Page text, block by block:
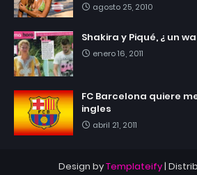
agosto 25, 2010
Shakira y Piqué, ¿ un
enero 16, 2011
FC Barcelona quiere
ingles
abril 21, 2011
Design byTemplateify|